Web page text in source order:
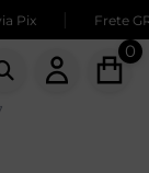
Pix Frete
0